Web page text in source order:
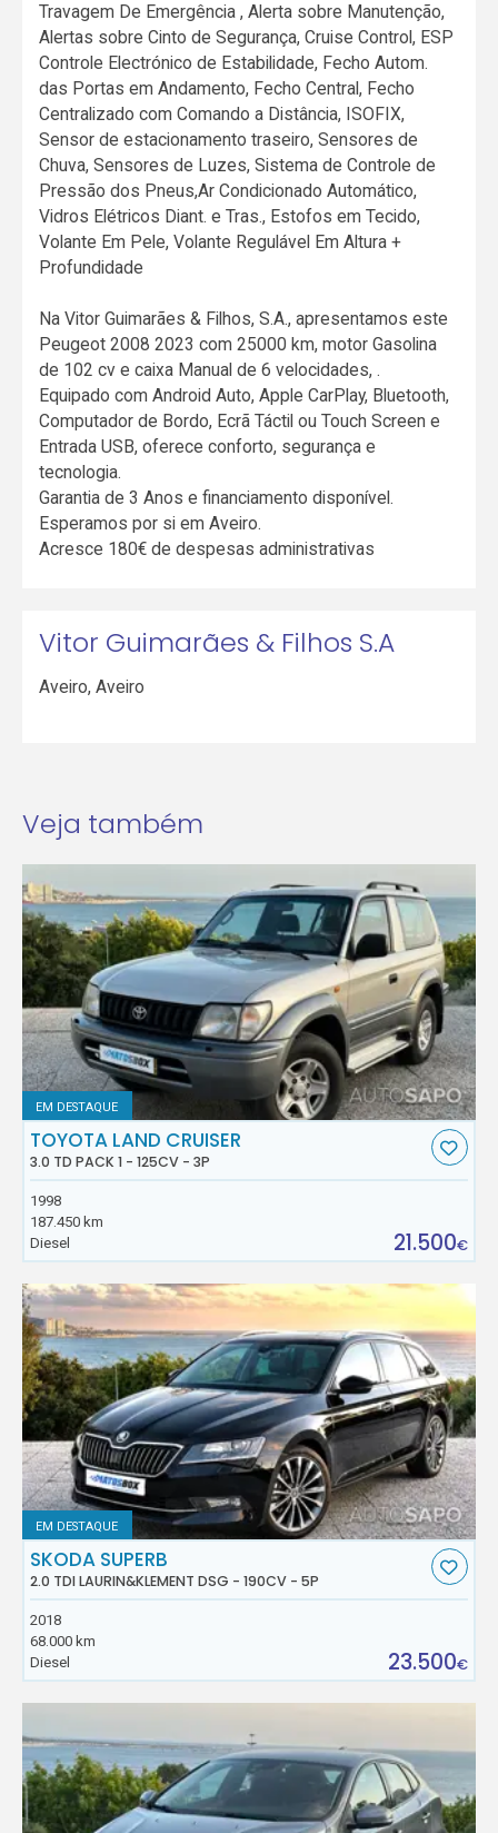
Travagem De Emergência , Alerta sobre Manutenção,
Alertas sobre Cinto de Segurança, Cruise Control, ESP
Controle Electrónico de Estabilidade, Fecho Autom.
das Portas em Andamento, Fecho Central, Fecho
Centralizado com Comando a Distância, ISOFIX,
Sensor de estacionamento traseiro, Sensores de
Chuva, Sensores de Luzes, Sistema de Controle de
Pressão dos Pneus,Ar Condicionado Automático,
Vidros Elétricos Diant. e Tras., Estofos em Tecido,
Volante Em Pele, Volante Regulável Em Altura +
Profundidade
Na Vitor Guimarães & Filhos, S.A., apresentamos este
Peugeot 2008 2023 com 25000 km, motor Gasolina
de 102 cv e caixa Manual de 6 velocidades, .
Equipado com Android Auto, Apple CarPlay, Bluetooth,
Computador de Bordo, Ecrã Táctil ou Touch Screen e
Entrada USB, oferece conforto, segurança e
tecnologia.
Garantia de 3 Anos e financiamento disponível.
Esperamos por si em Aveiro.
Acresce 180€ de despesas administrativas
Vitor Guimarães & Filhos S.A
Aveiro,Aveiro
Veja também
EM DESTAQUE
TOYOTA LAND CRUISER
3.0 TD PACK 1 - 125CV - 3P
1998
187.450 km
Diesel
21.500€
EM DESTAQUE
SKODA SUPERB
2.0 TDI LAURIN&KLEMENT DSG - 190CV - 5P
2018
68.000 km
Diesel
23.500€